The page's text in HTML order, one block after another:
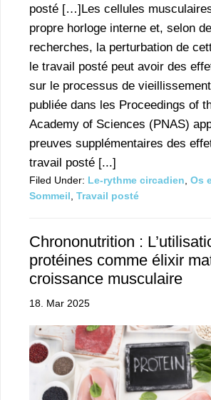
posté […]Les cellules
propre horloge interne et, selon
recherches, la perturbation de
le travail posté peut avoir des
sur le processus de
publiée dans les Proceedings of
Academy of Sciences (PNAS)
preuves supplémentaires des
travail posté [...]
Filed Under: Le-rythme circadien Os
Sommeil Travail posté
Chrononutrition :
protéines comme élixir
croissance musculaire
18. Mar 2025